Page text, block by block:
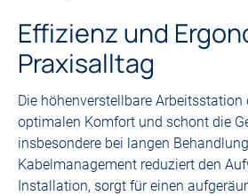
Effizienz und
Praxisalltag
Die höhenverstellbare Arbeitsstation
optimalen Komfort und schont die
insbesondere bei langen
Kabelmanagement reduziert den
Installation, sorgt für einen